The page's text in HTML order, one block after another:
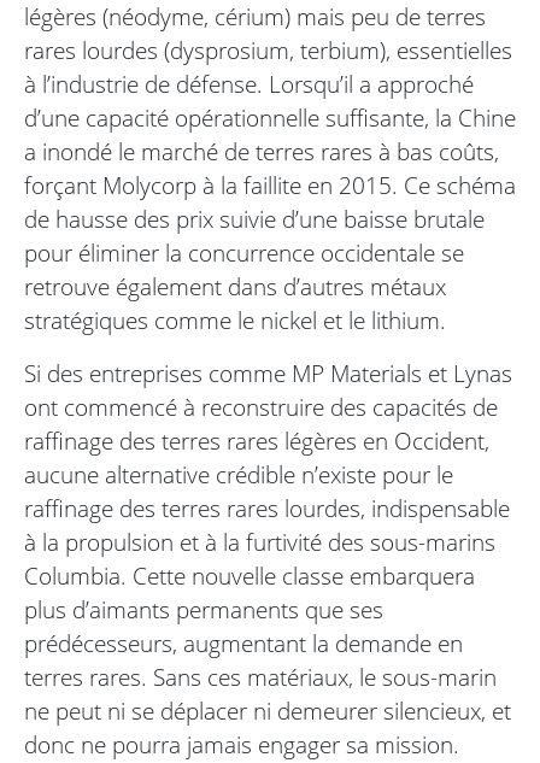
légères (néodyme, cérium) mais peu de terres
rares lourdes (dysprosium, terbium), essentielles
à l’industrie de défense. Lorsqu’il a approché
d’une capacité opérationnelle suffisante, la Chine
a inondé le marché de terres rares à bas coûts,
forçant Molycorp à la faillite en 2015. Ce schéma
de hausse des prix suivie d’une baisse brutale
pour éliminer la concurrence occidentale se
retrouve également dans d’autres métaux
stratégiques comme le nickel et le lithium.
Si des entreprises comme MP Materials et Lynas
ont commencé à reconstruire des capacités de
raffinage des terres rares légères en Occident,
aucune alternative crédible n’existe pour le
raffinage des terres rares lourdes, indispensable
à la propulsion et à la furtivité des sous-marins
Columbia. Cette nouvelle classe embarquera
plus d’aimants permanents que ses
prédécesseurs, augmentant la demande en
terres rares. Sans ces matériaux, le sous-marin
ne peut ni se déplacer ni demeurer silencieux, et
donc ne pourra jamais engager sa mission.